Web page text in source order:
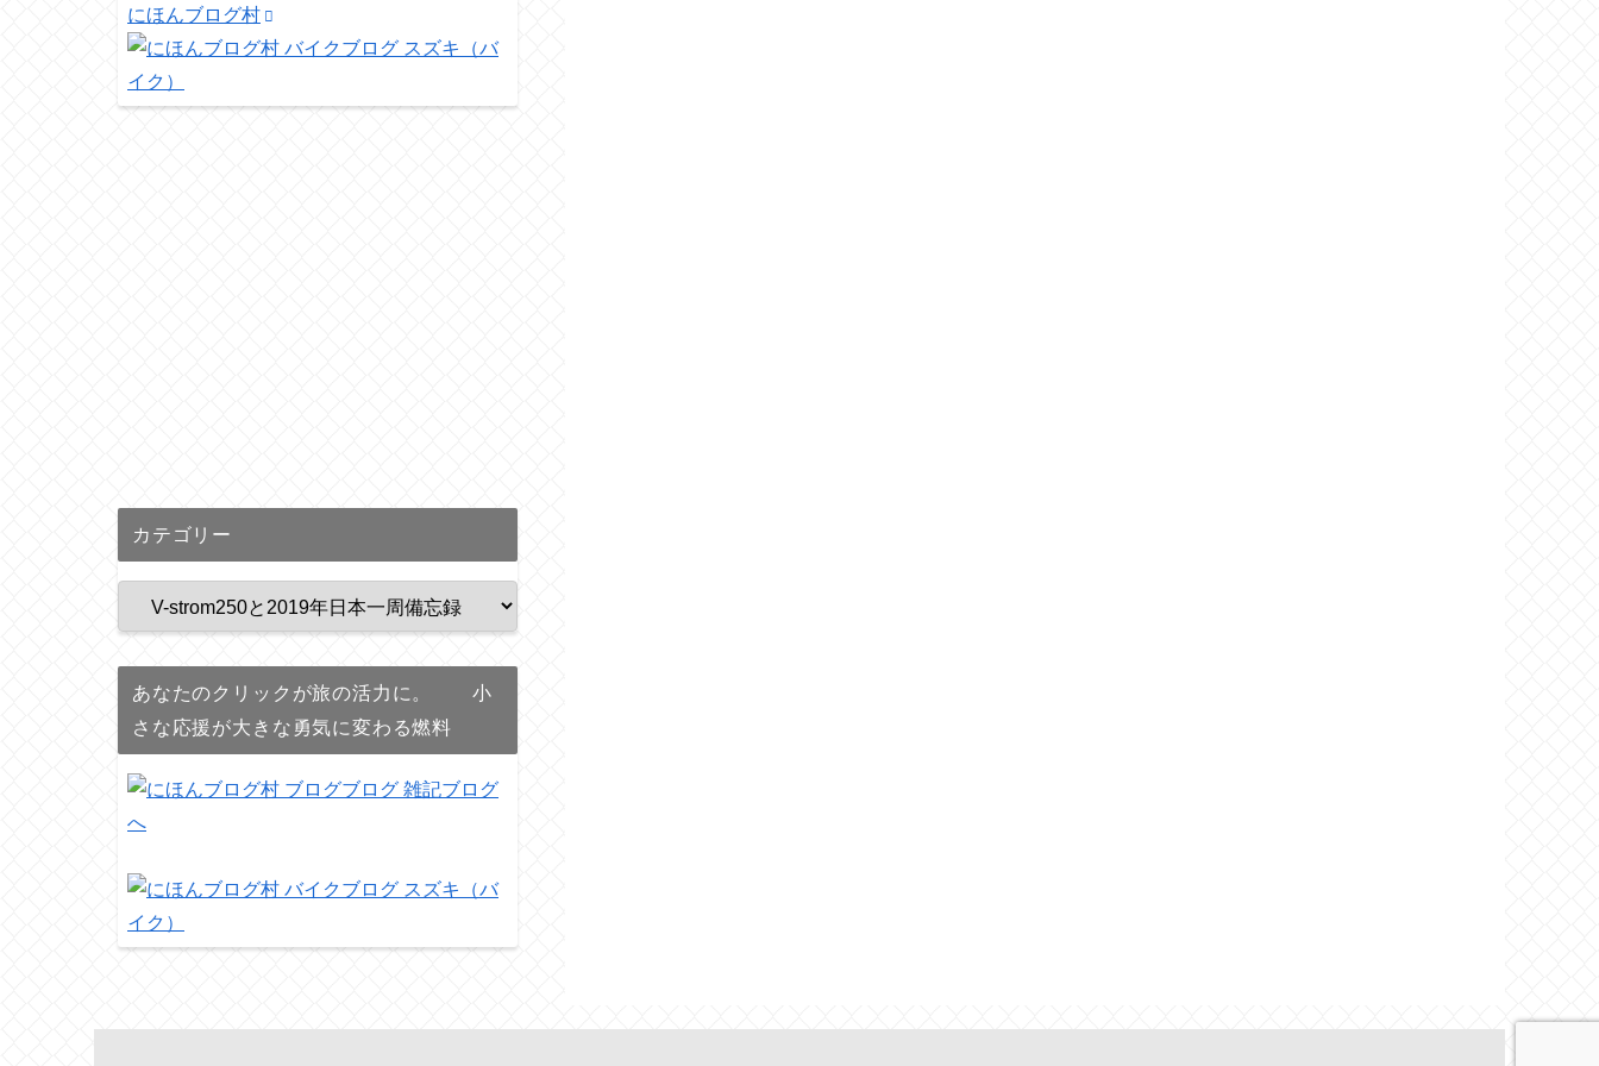
にほんブログ村
カテゴリー
あなたのクリックが旅の活力に。 小
さな応援が大きな勇気に変わる燃料